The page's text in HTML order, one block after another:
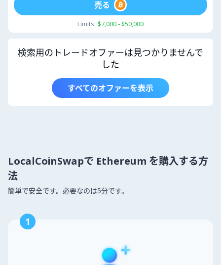
Limits: $7,000 - $50,000
売る
検索用のトレードオファーは見つかりませんで
した
すべてのオファーを表示
LocalCoinSwapで Ethereum を購入する方
法
簡単で安全です。必要なのは5分です。
1